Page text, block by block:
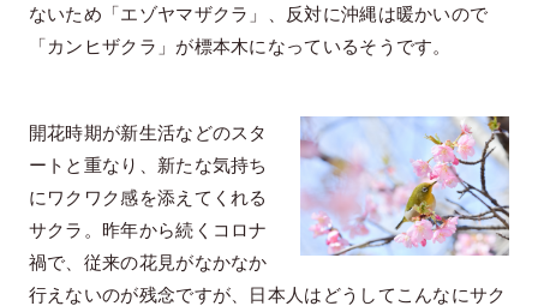
ニュース & トピックス
お問い合わせ
ないため「エゾヤマザクラ」、反対に沖縄は暖かいので
「カンヒザクラ」が標本木になっているそうです。
開花時期が新生活などのスタ
ートと重なり、新たな気持ち
にワクワク感を添えてくれる
サクラ。昨年から続くコロナ
禍で、従来の花見がなかなか
行えないのが残念ですが、日本人はどうしてこんなにサク